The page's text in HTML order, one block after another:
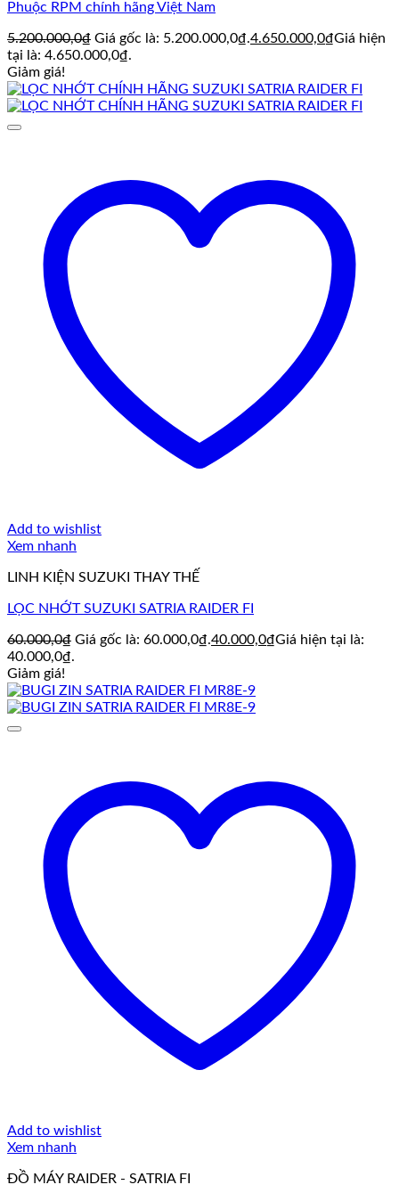
Phuộc RPM chính hãng Việt Nam
5.200.000,0₫ Giá gốc là: 5.200.000,0₫.4.650.000,0₫Giá hiện
tại là: 4.650.000,0₫.
Giảm giá!
Add to wishlist
Xem nhanh
LINH KIỆN SUZUKI THAY THẾ
LỌC NHỚT SUZUKI SATRIA RAIDER FI
60.000,0₫ Giá gốc là: 60.000,0₫.40.000,0₫Giá hiện tại là:
40.000,0₫.
Giảm giá!
Add to wishlist
Xem nhanh
ĐỒ MÁY RAIDER - SATRIA FI